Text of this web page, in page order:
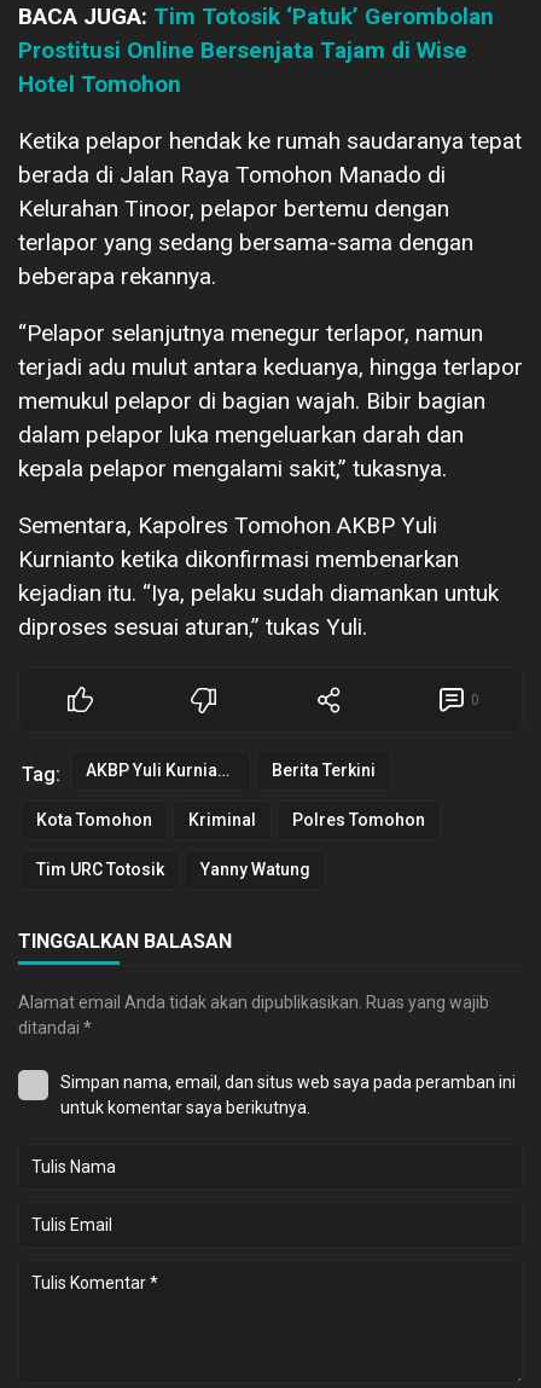
BACA JUGA: Tim Totosik ‘Patuk’ Gerombolan
Prostitusi Online Bersenjata Tajam di Wise
Hotel Tomohon
Ketika pelapor hendak ke rumah saudaranya tepat
berada di Jalan Raya Tomohon Manado di
Kelurahan Tinoor, pelapor bertemu dengan
terlapor yang sedang bersama-sama dengan
beberapa rekannya.
“Pelapor selanjutnya menegur terlapor, namun
terjadi adu mulut antara keduanya, hingga terlapor
memukul pelapor di bagian wajah. Bibir bagian
dalam pelapor luka mengeluarkan darah dan
kepala pelapor mengalami sakit,” tukasnya.
Sementara, Kapolres Tomohon AKBP Yuli
Kurnianto ketika dikonfirmasi membenarkan
kejadian itu. “Iya, pelaku sudah diamankan untuk
diproses sesuai aturan,” tukas Yuli.
0
Tag: AKBP Yuli Kurnianto SIK Berita Terkini
Kota Tomohon Kriminal Polres Tomohon
Tim URC Totosik Yanny Watung
TINGGALKAN BALASAN
Alamat email Anda tidak akan dipublikasikan. Ruas yang wajib
ditandai *
Simpan nama, email, dan situs web saya pada peramban ini
untuk komentar saya berikutnya.